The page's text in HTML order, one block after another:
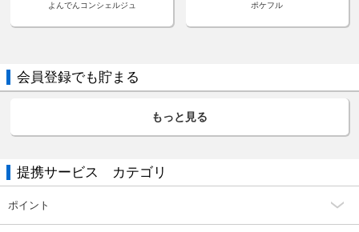
よんでんコンシェルジュ ポケフル
会員登録でも貯まる
もっと見る
提携サービス カテゴリ
ポイント